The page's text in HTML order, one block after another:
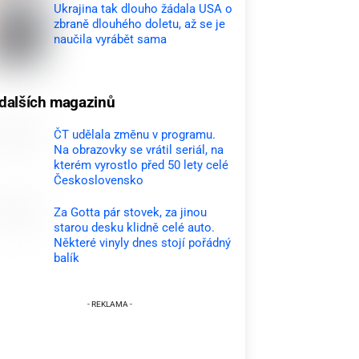
Ukrajina tak dlouho žádala USA o
zbraně dlouhého doletu, až se je
naučila vyrábět sama
magazinů
ČT udělala změnu v programu.
Na obrazovky se vrátil seriál, na
kterém vyrostlo před 50 lety celé
Československo
Za Gotta pár stovek, za jinou
starou desku klidně celé auto.
Některé vinyly dnes stojí pořádný
balík